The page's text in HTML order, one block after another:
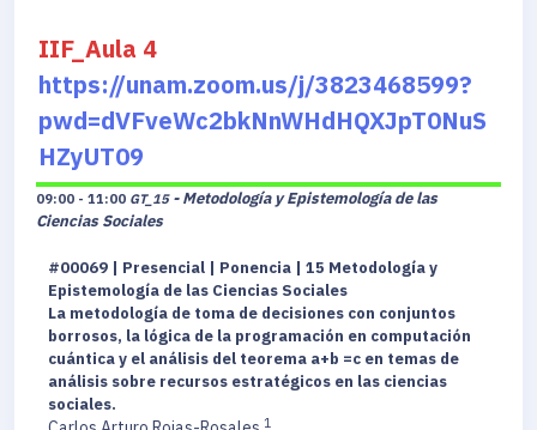
IIF_Aula 4
https://unam.zoom.us/j/3823468599?
pwd=dVFveWc2bkNnWHdHQXJpT0NuS
HZyUT09
09:00 - 11:00 GT_15 - Metodología y Epistemología de las
Ciencias Sociales
#00069 | Presencial | Ponencia | 15 Metodología y
Epistemología de las Ciencias Sociales
La metodología de toma de decisiones con conjuntos
borrosos, la lógica de la programación en computación
cuántica y el análisis del teorema a+b =c en temas de
análisis sobre recursos estratégicos en las ciencias
sociales.
1